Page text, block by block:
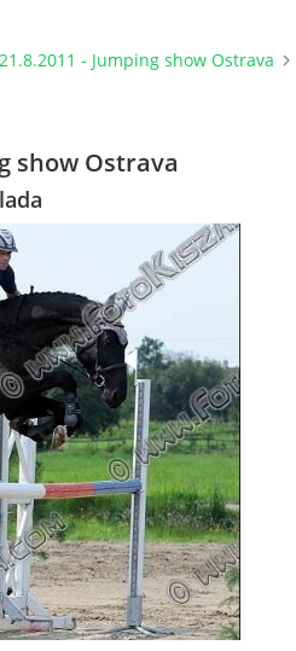
- Jumping show Ostrava
show Ostrava